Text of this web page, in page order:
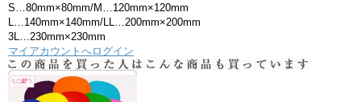
S…80mm×80mm/M…120mm×120mm
L…140mm×140mm/LL…200mm×200mm
3L…230mm×230mm
マイアカウントへログイン